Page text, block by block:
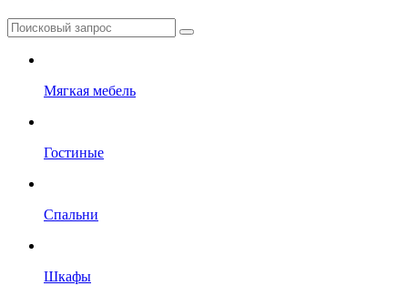
Мягкая мебель
Гостиные
Спальни
Шкафы